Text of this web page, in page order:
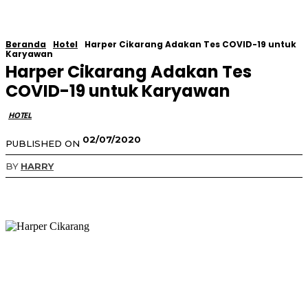
Beranda Hotel
Harper Cikarang Adakan Tes COVID-19 untuk
Karyawan
Harper Cikarang Adakan Tes
COVID-19 untuk Karyawan
HOTEL
PUBLISHED ON 02/07/2020
BY HARRY